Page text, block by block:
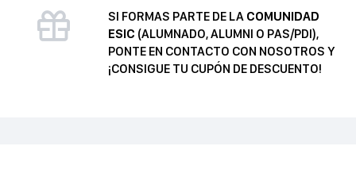
SI FORMAS PARTE DE LA COMUNIDAD
ESIC (ALUMNADO, ALUMNI O PAS/PDI),
PONTE EN CONTACTO CON NOSOTROS Y
¡CONSIGUE TU CUPÓN DE DESCUENTO!